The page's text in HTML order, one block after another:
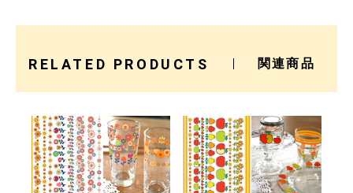
RELATED PRODUCTS 関連商品